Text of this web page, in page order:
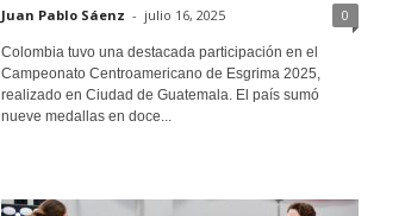
Juan Pablo Sáenz - julio 16, 2025 0
Colombia tuvo una destacada participación en el
Campeonato Centroamericano de Esgrima 2025,
realizado en Ciudad de Guatemala. El país sumó
nueve medallas en doce...